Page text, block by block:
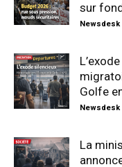
sur
Newsdesk
Golfe
Newsdesk
La